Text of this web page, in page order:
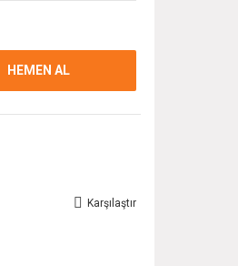
HEMEN AL
Karşılaştır